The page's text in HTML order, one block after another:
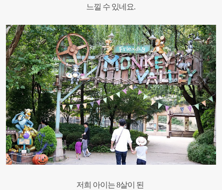
느낄 수 있네요.
저희 아이는8살이 된